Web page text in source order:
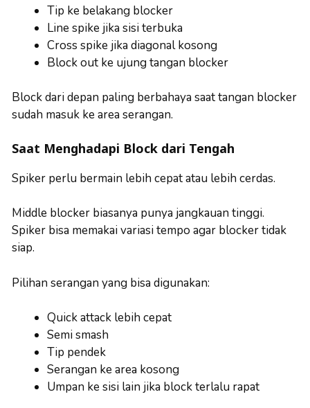
Tip ke belakang blocker
Line spike jika sisi terbuka
Cross spike jika diagonal kosong
Block out ke ujung tangan blocker
Block dari depan paling berbahaya saat tangan blocker
sudah masuk ke area serangan.
Saat Menghadapi Block dari Tengah
Spiker perlu bermain lebih cepat atau lebih cerdas.
Middle blocker biasanya punya jangkauan tinggi.
Spiker bisa memakai variasi tempo agar blocker tidak
siap.
Pilihan serangan yang bisa digunakan:
Quick attack lebih cepat
Semi smash
Tip pendek
Serangan ke area kosong
Umpan ke sisi lain jika block terlalu rapat